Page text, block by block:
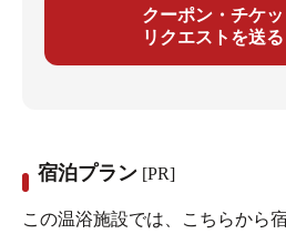
クーポン・チケ
リクエストを送る
宿泊プラン [PR]
この温浴施設では、こちらから